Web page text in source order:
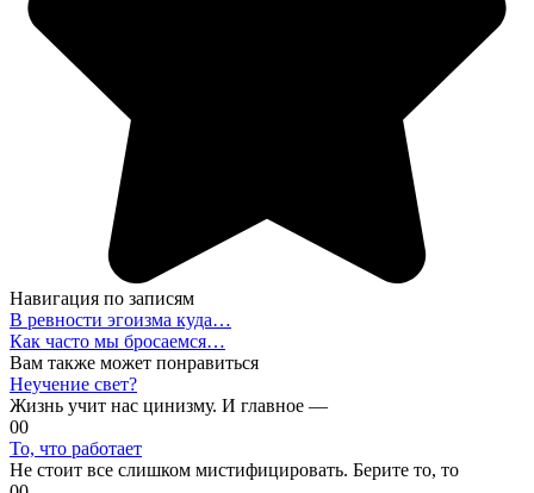
Навигация по записям
В ревности эгоизма куда…
Как часто мы бросаемся…
Вам также может понравиться
Неучение свет?
Жизнь учит нас цинизму. И главное —
00
То, что работает
Не стоит все слишком мистифицировать. Берите то, то